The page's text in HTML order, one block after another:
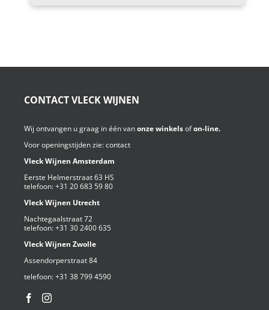
CONTACT VLECK WIJNEN
Wij ontvangen u graag in één vanonze winkelsofon-line.
Voor openingstijden zie:contact
Vleck Wijnen Amsterdam
Eerste Helmerstraat 63 HS
telefoon:+31 20 683 59 80
Vleck Wijnen Utrecht
Nachtegaalstraat 72
telefoon:+31 30 2400 635
Vleck Wijnen Zwolle
Assendorperstraat 84
telefoon:+31 38 799 4590⁩